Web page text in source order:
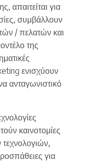
απαιτείται για
συμβάλλουν
/ πελατών και
της
ενισχύουν
ανταγωνιστικό
καινοτομίες
για